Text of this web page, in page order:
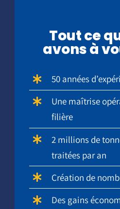
Tout ce
avons à
50 années
Une maîtrise
filière
2 millions de
traitées par an
Création de
Des gains